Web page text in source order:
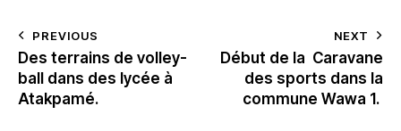
PREVIOUS
Des terrains de volley-
ball dans des lycée à
Atakpamé.
NEXT
Début de la Caravane
des sports dans la
commune Wawa 1.